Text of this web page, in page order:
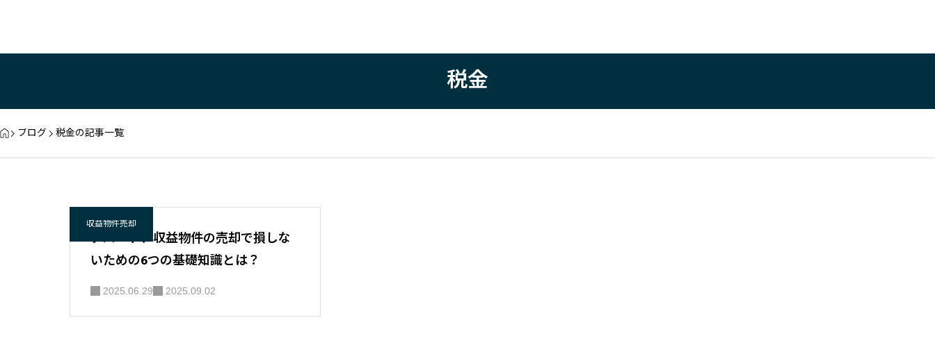
税金
ブログ 税金の記事一覧
収益物件売却
アパート、収益物件の売却で損しな
いための6つの基礎知識とは？
2025.06.29 2025.09.02